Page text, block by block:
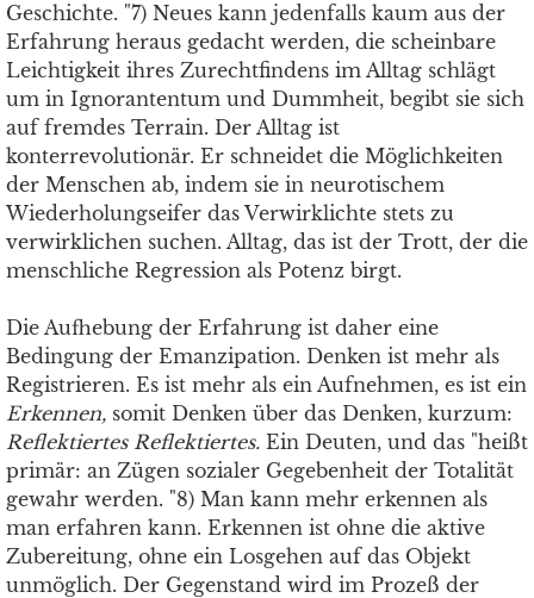
Geschichte. "7) Neues kann jedenfalls kaum aus der
Erfahrung heraus gedacht werden, die scheinbare
Leichtigkeit ihres Zurechtfindens im Alltag schlägt
um in Ignorantentum und Dummheit, begibt sie sich
auf fremdes Terrain. Der Alltag ist
konterrevolutionär. Er schneidet die Möglichkeiten
der Menschen ab, indem sie in neurotischem
Wiederholungseifer das Verwirklichte stets zu
verwirklichen suchen. Alltag, das ist der Trott, der die
menschliche Regression als Potenz birgt.
Die Aufhebung der Erfahrung ist daher eine
Bedingung der Emanzipation. Denken ist mehr als
Registrieren. Es ist mehr als ein Aufnehmen, es ist ein
Erkennen, somit Denken über das Denken, kurzum:
Reflektiertes Reflektiertes. Ein Deuten, und das "heißt
primär: an Zügen sozialer Gegebenheit der Totalität
gewahr werden. "8) Man kann mehr erkennen als
man erfahren kann. Erkennen ist ohne die aktive
Zubereitung, ohne ein Losgehen auf das Objekt
unmöglich. Der Gegenstand wird im Prozeß der